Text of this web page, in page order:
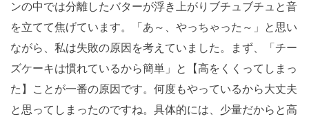
ンの中では分離したバターが浮き上がりブチュブチュと音
を立てて焦げています。「あ～、やっちゃった～」と思い
ながら、私は失敗の原因を考えていました。まず、「チー
ズケーキは慣れているから簡単」と【高をくくってしまっ
た】ことが一番の原因です。何度もやっているから大丈夫
と思ってしまったのですね。具体的には、少量だからと高